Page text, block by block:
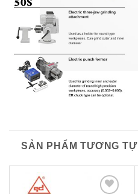
SẢN PHẨM TƯƠNG TỰ